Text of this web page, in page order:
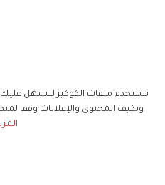
نستخدم ملفات الكوكيز لنسهل عليك
ونكيف المحتوى والإعلانات وفقا